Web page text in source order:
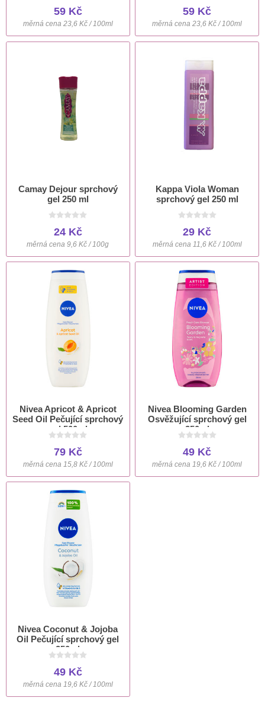
59 Kč
měrná cena 23,6 Kč / 100ml
59 Kč
měrná cena 23,6 Kč / 100ml
Camay Dejour sprchový
gel 250 ml
24 Kč
měrná cena 9,6 Kč / 100g
Kappa Viola Woman
sprchový gel 250 ml
29 Kč
měrná cena 11,6 Kč / 100ml
Nivea Apricot & Apricot
Seed Oil Pečující sprchový
gel 500ml
79 Kč
měrná cena 15,8 Kč / 100ml
Nivea Blooming Garden
Osvěžující sprchový gel
250ml
49 Kč
měrná cena 19,6 Kč / 100ml
Nivea Coconut & Jojoba
Oil Pečující sprchový gel
250ml
49 Kč
měrná cena 19,6 Kč / 100ml